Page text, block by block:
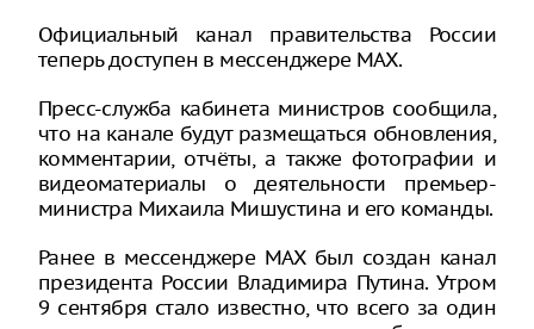
Официальный канал правительства России
теперь доступен в мессенджере MAX.
Пресс-служба кабинета министров сообщила,
что на канале будут размещаться обновления,
комментарии, отчёты, а также фотографии и
видеоматериалы о деятельности премьер-
министра Михаила Мишустина и его команды.
Ранее в мессенджере MAX был создан канал
президента России Владимира Путина. Утром
9 сентября стало известно, что всего за один